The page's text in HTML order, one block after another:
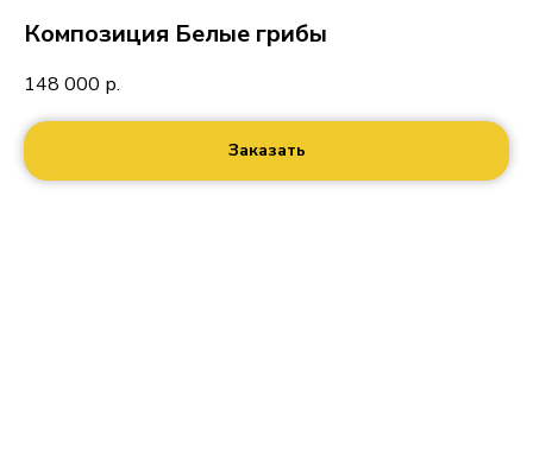
Композиция Белые грибы
148 000 р.
Заказать